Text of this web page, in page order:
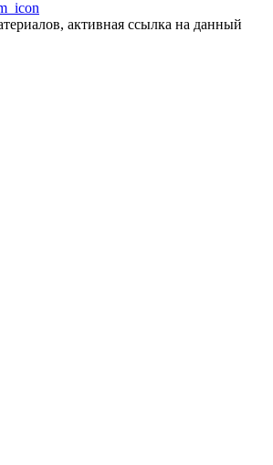
активная ссылка на данный